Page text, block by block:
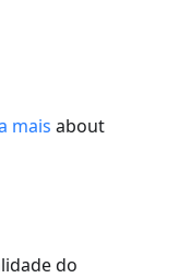
mais about
do